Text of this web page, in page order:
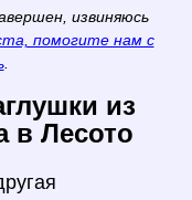
извиняюсь
помогите нам с
.
из
в Лесото